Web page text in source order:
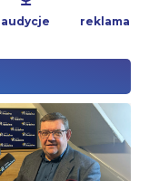
audycje reklama